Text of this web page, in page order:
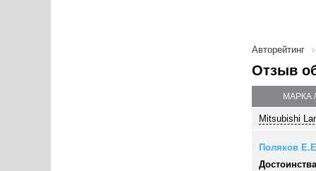
Авторейтинг
Отзыв
МАРКА
Mitsubishi
Поляков